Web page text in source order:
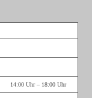
14:00 Uhr – 18:00 Uhr